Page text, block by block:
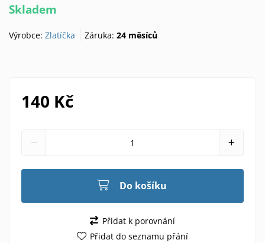
Skladem
Výrobce: Zlatíčka Záruka:24 měsíců
140 Kč
Do košíku
Přidat k porovnání
Přidat do seznamu přání